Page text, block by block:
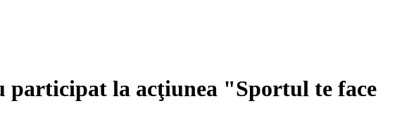
participat la acţiunea "Sportul te face